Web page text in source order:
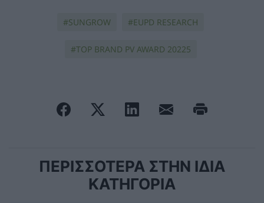
SUNGROW EUPD RESEARCH
TOP BRAND PV AWARD 20225
ΠΕΡΙΣΣΟΤΕΡΑ ΣΤΗΝ ΙΔΙΑ
ΚΑΤΗΓΟΡΙΑ